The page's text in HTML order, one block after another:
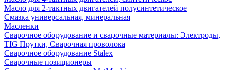
Масло для 2-тактных двигателей полусинтетическое
Смазка универсальная, минеральная
Масленки
Сварочное оборудование и сварочные материалы: Электроды,
TIG Прутки, Сварочная проволока
Сварочное оборудование Stalex
Сварочные позиционеры